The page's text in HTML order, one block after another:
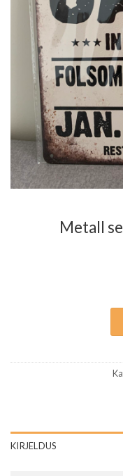
Metall
KIRJELDUS